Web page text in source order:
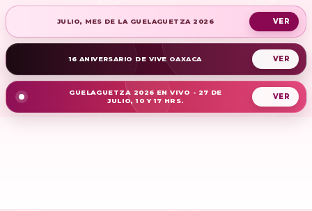
JULIO, MES DE LA GUELAGUETZA 2026
16 ANIVERSARIO DE VIVE OAXACA
GUELAGUETZA 2026 EN VIVO - 27 DE
JULIO, 10 Y 17 HRS.